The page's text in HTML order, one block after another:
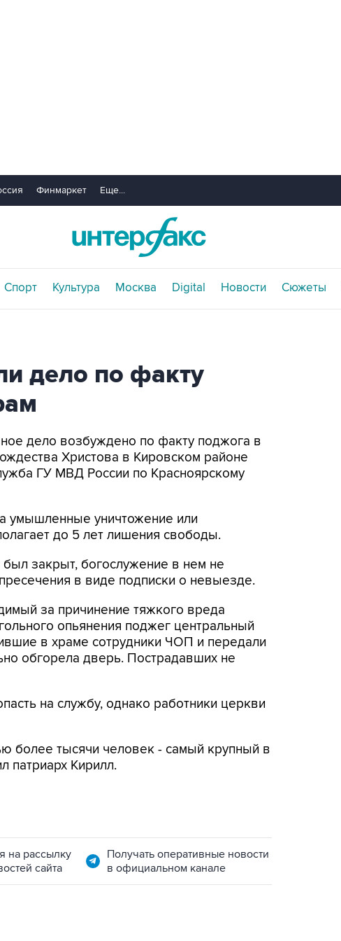
Финмаркет Еще...
Спорт Культура Москва Digital Новости Сюжеты
дело по факту
дело возбуждено по факту поджога в
Христова в Кировском районе
ГУ МВД России по Красноярскому
умышленные уничтожение или
до 5 лет лишения свободы.
закрыт, богослужение в нем не
в виде подписки о невыезде.
за причинение тяжкого вреда
опьянения поджег центральный
в храме сотрудники ЧОП и передали
обгорела дверь. Пострадавших не
на службу, однако работники церкви
более тысячи человек - самый крупный в
патриарх Кирилл.
на рассылку
сайта
Получать оперативные новости
в официальном канале